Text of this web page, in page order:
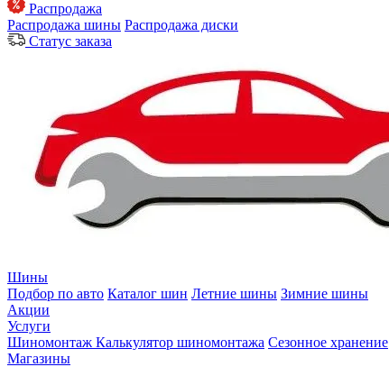
Распродажа
Распродажа шины Распродажа диски
Статус заказа
Шины
Подбор по авто Каталог шин Летние шины Зимние шины
Акции
Услуги
Шиномонтаж Калькулятор шиномонтажа Сезонное хранение
Магазины